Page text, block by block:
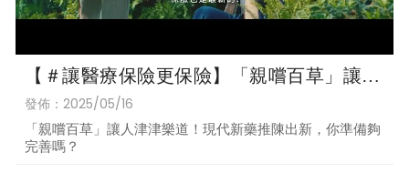
【＃讓醫療保險更保險】「親嚐百草」讓人
津津樂道！現代新藥推陳出新，你準備夠完
善嗎？
發佈：2025/05/16
「親嚐百草」讓人津津樂道！現代新藥推陳出新，你準備夠
完善嗎？